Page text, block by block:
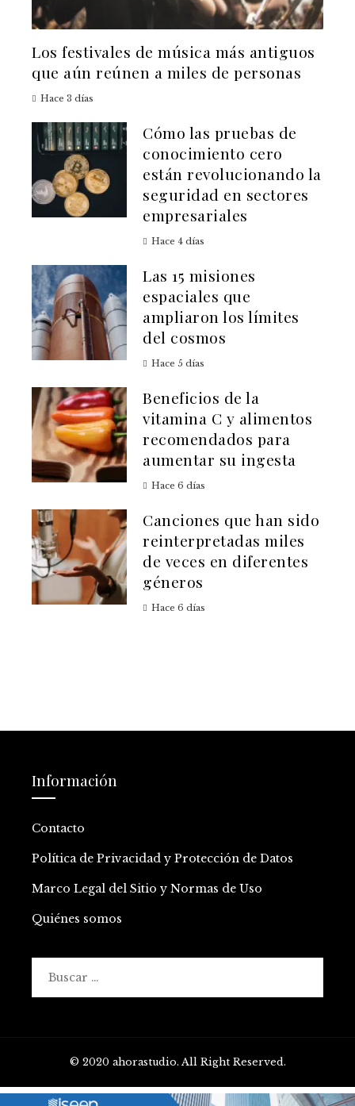
Los festivales de música más antiguos
que aún reúnen a miles de personas
Hace 3 días
Cómo las pruebas de
conocimiento cero
están revolucionando la
seguridad en sectores
empresariales
Hace 4 días
Las 15 misiones
espaciales que
ampliaron los límites
del cosmos
Hace 5 días
Beneficios de la
vitamina C y alimentos
recomendados para
aumentar su ingesta
Hace 6 días
Canciones que han sido
reinterpretadas miles
de veces en diferentes
géneros
Hace 6 días
Información
Contacto
Política de Privacidad y Protección de Datos
Marco Legal del Sitio y Normas de Uso
Quiénes somos
© 2020 ahorastudio. All Right Reserved.